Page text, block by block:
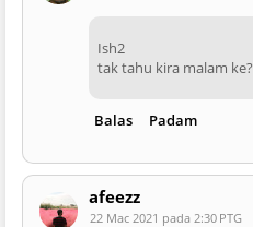
Ish2
tak tahu kira malam ke?
Balas Padam
afeezz
22 Mac 2021 pada 2:30 PTG